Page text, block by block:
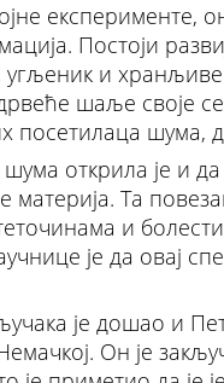
експерименте,
Постоји
угљеник и
шаље своје
посетилаца шума,
открила је и да
Та
и
је да овај
је дошао и
Он је